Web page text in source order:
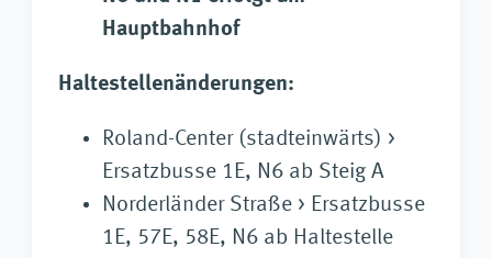
Hauptbahnhof
Haltestellenänderungen:
Roland-Center (stadteinwärts) >
Ersatzbusse 1E, N6 ab Steig A
Norderländer Straße > Ersatzbusse
1E, 57E, 58E, N6 ab Haltestelle